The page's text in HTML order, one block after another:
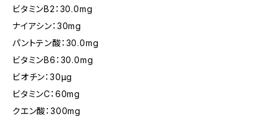
ビタミンB2：30.0mg
ナイアシン：30mg
パントテン酸：30.0mg
ビタミンB6：30.0mg
ビオチン：30μg
ビタミンC：60mg
クエン酸：300mg